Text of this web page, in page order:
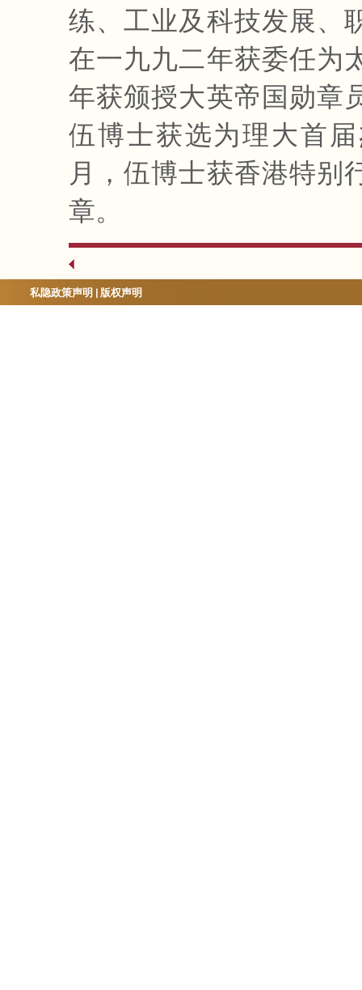
练、工业及科技发展、
在一九九二年获委任为
年获颁授大英帝国勋章
伍博士获选为理大首
月，伍博士获香港特别
章。
私隐政策声明 | 版权声明